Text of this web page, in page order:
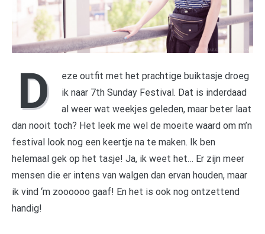
D
eze outfit met het prachtige buiktasje droeg
ik naar 7th Sunday Festival. Dat is inderdaad
al weer wat weekjes geleden, maar beter laat
dan nooit toch? Het leek me wel de moeite waard om m’n
festival look nog een keertje na te maken. Ik ben
helemaal gek op het tasje! Ja, ik weet het… Er zijn meer
mensen die er intens van walgen dan ervan houden, maar
ik vind ‘m zoooooo gaaf! En het is ook nog ontzettend
handig!